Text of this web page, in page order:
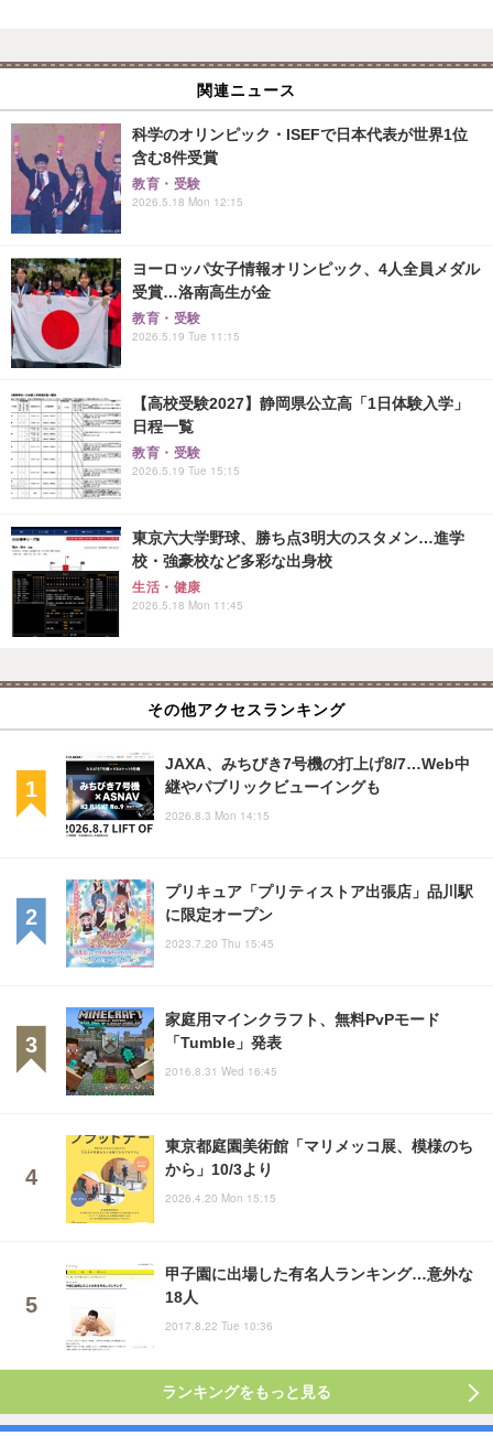
関連ニュース
科学のオリンピック・ISEFで日本代表が世界1位
含む8件受賞
教育・受験
2026.5.18 Mon 12:15
ヨーロッパ女子情報オリンピック、4人全員メダル
受賞…洛南高生が金
教育・受験
2026.5.19 Tue 11:15
【高校受験2027】静岡県公立高「1日体験入学」
日程一覧
教育・受験
2026.5.19 Tue 15:15
東京六大学野球、勝ち点3明大のスタメン…進学
校・強豪校など多彩な出身校
生活・健康
2026.5.18 Mon 11:45
その他アクセスランキング
JAXA、みちびき7号機の打上げ8/7…Web中
継やパブリックビューイングも
2026.8.3 Mon 14:15
プリキュア「プリティストア出張店」品川駅
に限定オープン
2023.7.20 Thu 15:45
家庭用マインクラフト、無料PvPモード
「Tumble」発表
2016.8.31 Wed 16:45
東京都庭園美術館「マリメッコ展、模様のち
から」10/3より
2026.4.20 Mon 15:15
甲子園に出場した有名人ランキング…意外な
18人
2017.8.22 Tue 10:36
ランキングをもっと見る